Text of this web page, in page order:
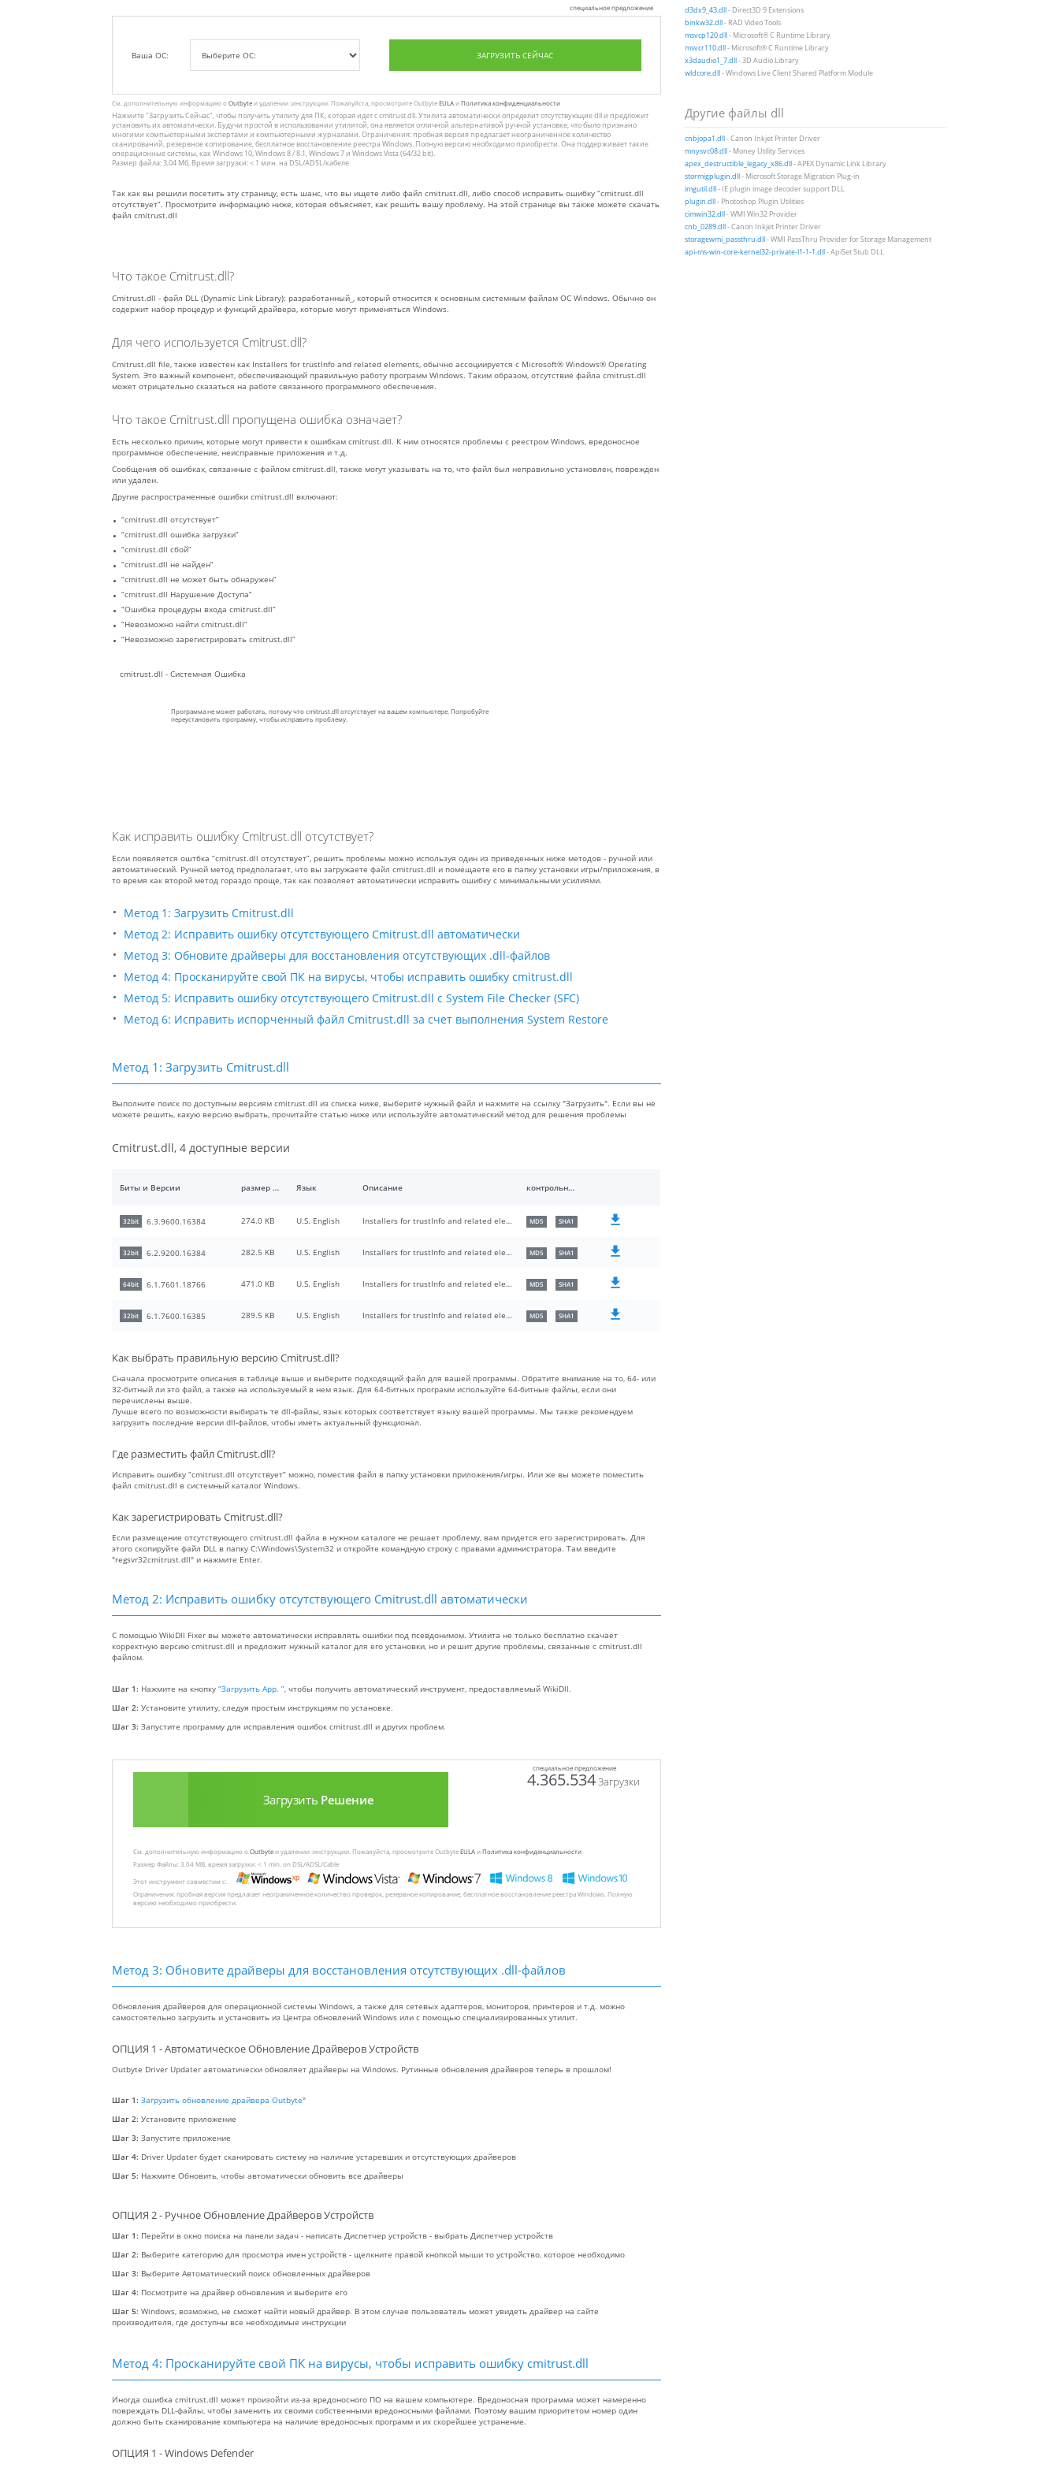
специальное предложение
Ваша ОС: ЗАГРУЗИТЬ СЕЙЧАС
См. дополнительную информацию оOutbyteи удалении :инструкции. Пожалуйста, просмотрите OutbyteEULAиПолитика конфиденциальности
Нажмите"Загрузить Сейчас", чтобы получить утилиту для ПК, которая идет с cmitrust.dll. Утилита автоматически определит отсутствующие dll и предложит
установить их автоматически. Будучи простой в использовании утилитой, она является отличной альтернативой ручной установке, что было признано
многими компьютерными экспертами и компьютерными журналами. Ограничения: пробная версия предлагает неограниченное количество
сканирований, резервное копирование, бесплатное восстановление реестра Windows. Полную версию необходимо приобрести. Она поддерживает такие
операционные системы, как Windows 10, Windows 8 / 8.1, Windows 7 и Windows Vista (64/32 bit).
Размер файла: 3,04 Мб, Время загрузки: < 1 мин. на DSL/ADSL/кабеле
Так как вы решили посетить эту страницу, есть шанс, что вы ищете либо файл cmitrust.dll, либо способ исправить ошибку “cmitrust.dll
отсутствует”. Просмотрите информацию ниже, которая объясняет, как решить вашу проблему. На этой странице вы также можете скачать
файл cmitrust.dll
Что такое Cmitrust.dll?
Cmitrust.dll - файл DLL (Dynamic Link Library): разработанный_, который относится к основным системным файлам ОС Windows. Обычно он
содержит набор процедур и функций драйвера, которые могут применяться Windows.
Для чего используется Cmitrust.dll?
Cmitrust.dll file, также известен как Installers for trustInfo and related elements, обычно ассоциируется с Microsoft® Windows® Operating
System. Это важный компонент, обеспечивающий правильную работу программ Windows. Таким образом, отсутствие файла cmitrust.dll
может отрицательно сказаться на работе связанного программного обеспечения.
Что такое Cmitrust.dll пропущена ошибка означает?
Есть несколько причин, которые могут привести к ошибкам cmitrust.dll. К ним относятся проблемы с реестром Windows, вредоносное
программное обеспечение, неисправные приложения и т.д.
Сообщения об ошибках, связанные с файлом cmitrust.dll, также могут указывать на то, что файл был неправильно установлен, поврежден
или удален.
Другие распространенные ошибки cmitrust.dll включают:
“cmitrust.dll отсутствует”
“cmitrust.dll ошибка загрузки”
“cmitrust.dll сбой”
“cmitrust.dll не найден”
“cmitrust.dll не может быть обнаружен”
“cmitrust.dll Нарушение Доступа”
“Ошибка процедуры входа cmitrust.dll”
“Невозможно найти cmitrust.dll”
“Невозможно зарегистрировать cmitrust.dll”
cmitrust.dll - Системная Ошибка
Программа не может работать, потому что cmitrust.dll отсутствует на вашем компьютере. Попробуйте
переустановить программу, чтобы исправить проблему.
Как исправить ошибку Cmitrust.dll отсутствует?
Если появляется оштбка “cmitrust.dll отсутствует”, решить проблемы можно используя один из приведенных ниже методов - ручной или
автоматический. Ручной метод предполагает, что вы загружаете файл cmitrust.dll и помещаете его в папку установки игры/приложения, в
то время как второй метод гораздо проще, так как позволяет автоматически исправить ошибку с минимальными усилиями.
Метод 1: Загрузить Cmitrust.dll
Метод 2: Исправить ошибку отсутствующего Cmitrust.dll автоматически
Метод 3: Обновите драйверы для восстановления отсутствующих .dll-файлов
Метод 4: Просканируйте свой ПК на вирусы, чтобы исправить ошибку cmitrust.dll
Метод 5: Исправить ошибку отсутствующего Cmitrust.dll с System File Checker (SFC)
Метод 6: Исправить испорченный файл Cmitrust.dll за счет выполнения System Restore
Метод 1: Загрузить Cmitrust.dll
Выполните поиск по доступным версиям cmitrust.dll из списка ниже, выберите нужный файл и нажмите на ссылку "Загрузить". Если вы не
можете решить, какую версию выбрать, прочитайте статью ниже или используйте автоматический метод для решения проблемы
Cmitrust.dll, 4 доступные версии
Биты и Версии размер файлы Язык Описание контрольные суммы
32bit 6.3.9600.16384 274.0 KB U.S. English Installers for trustInfo and related elements MD5 SHA1
32bit 6.2.9200.16384 282.5 KB U.S. English Installers for trustInfo and related elements MD5 SHA1
64bit 6.1.7601.18766 471.0 KB U.S. English Installers for trustInfo and related elements MD5 SHA1
32bit 6.1.7600.16385 289.5 KB U.S. English Installers for trustInfo and related elements MD5 SHA1
Как выбрать правильную версию Cmitrust.dll?
Сначала просмотрите описания в таблице выше и выберите подходящий файл для вашей программы. Обратите внимание на то, 64- или
32-битный ли это файл, а также на используемый в нем язык. Для 64-битных программ используйте 64-битные файлы, если они
перечислены выше.
Лучше всего по возможности выбирать те dll-файлы, язык которых соответствует языку вашей программы. Мы также рекомендуем
загрузить последние версии dll-файлов, чтобы иметь актуальный функционал.
Где разместить файл Cmitrust.dll?
Исправить ошибку “cmitrust.dll отсутствует” можно, поместив файл в папку установки приложения/игры. Или же вы можете поместить
файл cmitrust.dll в системный каталог Windows.
Как зарегистрировать Cmitrust.dll?
Если размещение отсутствующего cmitrust.dll файла в нужном каталоге не решает проблему, вам придется его зарегистрировать. Для
этого скопируйте файл DLL в папку C:\Windows\System32 и откройте командную строку с правами администратора. Там введите
"regsvr32cmitrust.dll" и нажмите Enter.
Метод 2: Исправить ошибку отсутствующего Cmitrust.dll автоматически
С помощью WikiDll Fixer вы можете автоматически исправлять ошибки под псевдонимом. Утилита не только бесплатно скачает
корректную версию cmitrust.dll и предложит нужный каталог для его установки, но и решит другие проблемы, связанные с cmitrust.dll
файлом.
Шаг 1: Нажмите на кнопку “Загрузить App. ”, чтобы получить автоматический инструмент, предоставляемый WikiDll.
Шаг 2: Установите утилиту, следуя простым инструкциям по установке.
Шаг 3: Запустите программу для исправления ошибок cmitrust.dll и других проблем.
специальное предложение
Загрузить Решение
4.365.534Загрузки
См. дополнительную информацию оOutbyteи удалении :инструкции. Пожалуйста, просмотрите OutbyteEULAиПолитика конфиденциальности
Размер Файлы: 3.04 MB, время загрузки: < 1 min. on DSL/ADSL/Cable
Этот инструмент совместим с:
Ограничения: пробная версия предлагает неограниченное количество проверок, резервное копирование, бесплатное восстановление реестра Windows. Полную
версию необходимо приобрести.
Метод 3: Обновите драйверы для восстановления отсутствующих .dll-файлов
Обновления драйверов для операционной системы Windows, а также для сетевых адаптеров, мониторов, принтеров и т.д. можно
самостоятельно загрузить и установить из Центра обновлений Windows или с помощью специализированных утилит.
ОПЦИЯ 1 - Автоматическое Обновление Драйверов Устройств
Outbyte Driver Updater автоматически обновляет драйверы на Windows. Рутинные обновления драйверов теперь в прошлом!
Шаг 1: Загрузить обновление драйвера Outbyte"
Шаг 2: Установите приложение
Шаг 3: Запустите приложение
Шаг 4: Driver Updater будет сканировать систему на наличие устаревших и отсутствующих драйверов
Шаг 5: Нажмите Обновить, чтобы автоматически обновить все драйверы
ОПЦИЯ 2 - Ручное Обновление Драйверов Устройств
Шаг 1: Перейти в окно поиска на панели задач - написать Диспетчер устройств - выбрать Диспетчер устройств
Шаг 2: Выберите категорию для просмотра имен устройств - щелкните правой кнопкой мыши то устройство, которое необходимо
Шаг 3: Выберите Автоматический поиск обновленных драйверов
Шаг 4: Посмотрите на драйвер обновления и выберите его
Шаг 5: Windows, возможно, не сможет найти новый драйвер. В этом случае пользователь может увидеть драйвер на сайте
производителя, где доступны все необходимые инструкции
Метод 4: Просканируйте свой ПК на вирусы, чтобы исправить ошибку cmitrust.dll
Иногда ошибка cmitrust.dll может произойти из-за вредоносного ПО на вашем компьютере. Вредоносная программа может намеренно
повреждать DLL-файлы, чтобы заменить их своими собственными вредоносными файлами. Поэтому вашим приоритетом номер один
должно быть сканирование компьютера на наличие вредоносных программ и их скорейшее устранение.
ОПЦИЯ 1 - Windows Defender
d3dx9_43.dll- Direct3D 9 Extensions
binkw32.dll- RAD Video Tools
msvcp120.dll- Microsoft® C Runtime Library
msvcr110.dll- Microsoft® C Runtime Library
x3daudio1_7.dll- 3D Audio Library
wldcore.dll- Windows Live Client Shared Platform Module
Другие файлы dll
cnbjopa1.dll- Canon Inkjet Printer Driver
mnysvc08.dll- Money Utility Services
apex_destructible_legacy_x86.dll- APEX Dynamic Link Library
stormigplugin.dll- Microsoft Storage Migration Plug-in
imgutil.dll- IE plugin image decoder support DLL
plugin.dll- Photoshop Plugin Utilities
cimwin32.dll- WMI Win32 Provider
cnb_0289.dll- Canon Inkjet Printer Driver
storagewmi_passthru.dll- WMI PassThru Provider for Storage Management
api-ms-win-core-kernel32-private-l1-1-1.dll- ApiSet Stub DLL